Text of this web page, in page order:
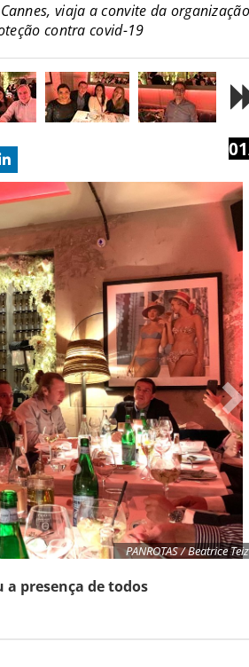
viaja a convite da
contra covid-19
PANROTAS / Beatrice
presença de todos